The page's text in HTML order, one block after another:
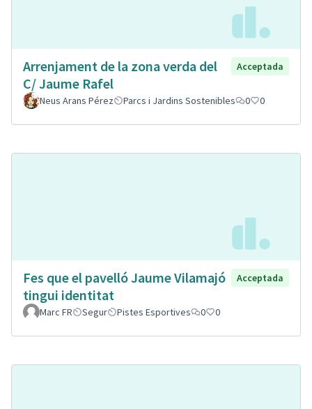
Arrenjament de la zona verda del
C/ Jaume Rafel
Acceptada
Neus Arans Pérez Parcs i Jardins Sostenibles 0 0
Fes que el pavelló Jaume Vilamajó
tingui identitat
Acceptada
Marc FR Segur Pistes Esportives 0 0